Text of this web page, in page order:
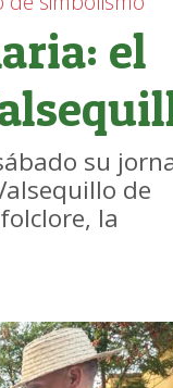
el
su
de
la